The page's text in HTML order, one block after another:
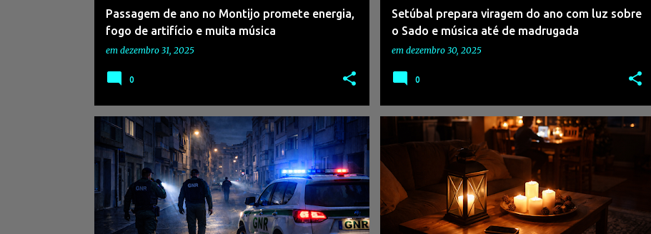
Passagem de ano no Montijo promete energia,
fogo de artifício e muita música
em dezembro 31, 2025
0
Setúbal prepara viragem do ano com luz sobre
o Sado e música até de madrugada
em dezembro 30, 2025
0
#ALMADA #CRIME #DISPAROS #GNR
#MONTEDECAPARICA #PJSETÚBAL +
#VIOLÊNCIA
#APAGÃOPORTUGAL #CORTESDEENERGIA #E-REDES
#FERNÃOFERRO #SEIXAL
#SERVIÇOSESSENCIAIS